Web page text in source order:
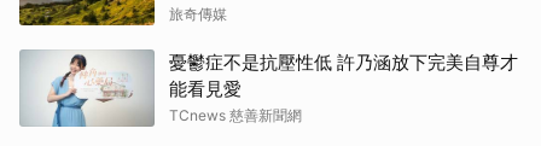
旅奇傳媒
憂鬱症不是抗壓性低 許乃涵放下完美自尊才
能看見愛
TCnews 慈善新聞網